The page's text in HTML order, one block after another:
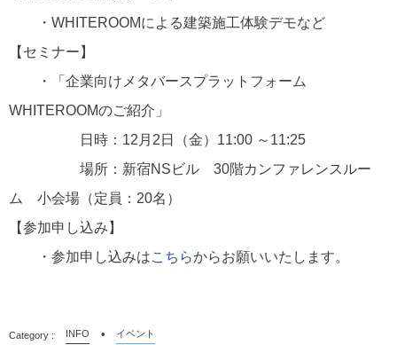
・WHITEROOMによる建築施工体験デモなど
【セミナー】
・「企業向けメタバースプラットフォーム
WHITEROOMのご紹介」
日時：12月2日（金）11:00 ～11:25
場所：新宿NSビル 30階カンファレンスルー
ム 小会場（定員：20名）
【参加申し込み】
・参加申し込みはこちらからお願いいたします。
INFO イベント